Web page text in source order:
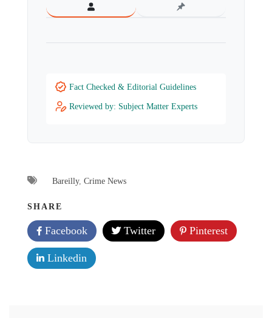
Fact Checked & Editorial Guidelines
Reviewed by: Subject Matter Experts
Bareilly, Crime News
SHARE
Facebook Twitter Pinterest
Linkedin